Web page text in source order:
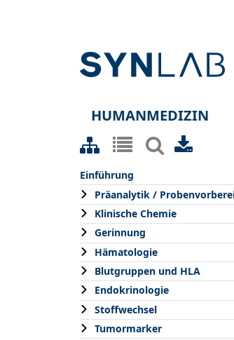
HUMANMEDIZIN
Einführung
Präanalytik /
Klinische Chemie
Gerinnung
Hämatologie
Blutgruppen und HLA
Endokrinologie
Stoffwechsel
Tumormarker